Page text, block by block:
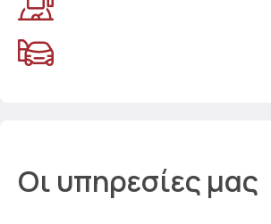
Οι υπηρεσίες μας